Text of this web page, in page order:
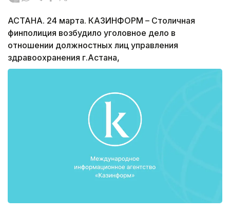
АСТАНА. 24 марта. КАЗИНФОРМ – Столичная
финполиция возбудило уголовное дело в
отношении должностных лиц управления
здравоохранения г.Астана,